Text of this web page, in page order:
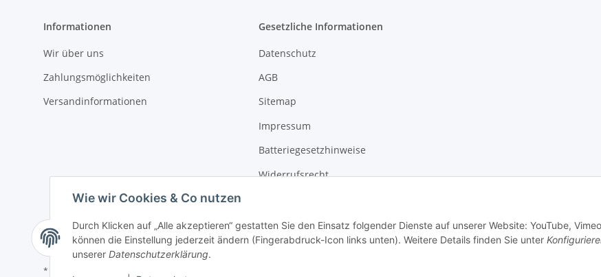
Wie wir Cookies & Co nutzen
Durch Klicken auf „Alle akzeptieren“ gestatten Sie den Einsatz folgender Dienste auf unserer Website: YouTube,
können die Einstellung jederzeit ändern (Fingerabdruck-Icon links unten). Weitere Details finden Sie unter
unserer Datenschutzerklärung.
Informationen
Wir über uns
Zahlungsmöglichkeiten
Versandinformationen
Gesetzliche Informationen
Datenschutz
AGB
Sitemap
Impressum
Batteriegesetzhinweise
Widerrufsrecht
* Alle Preise inkl. gesetzlicher USt., zzgl.